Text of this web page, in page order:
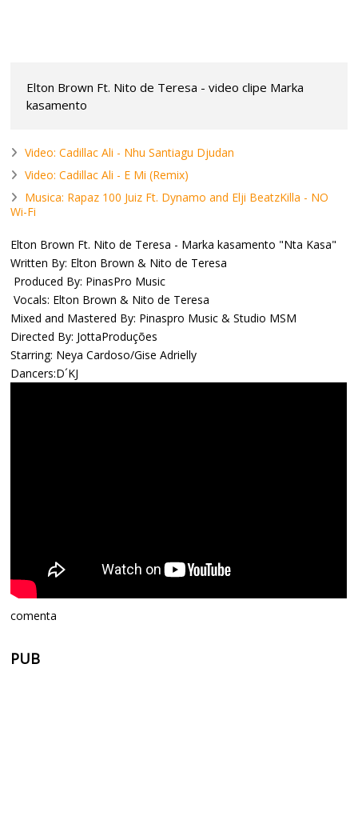
Elton Brown Ft. Nito de Teresa - video clipe Marka
kasamento
Video: Cadillac Ali - Nhu Santiagu Djudan
Video: Cadillac Ali - E Mi (Remix)
Musica: Rapaz 100 Juiz Ft. Dynamo and Elji BeatzKilla - NO
Wi-Fi
Elton Brown Ft. Nito de Teresa - Marka kasamento "Nta Kasa"
Written By: Elton Brown & Nito de Teresa
Produced By: PinasPro Music
Vocals: Elton Brown & Nito de Teresa
Mixed and Mastered By: Pinaspro Music & Studio MSM
Directed By: JottaProduções
Starring: Neya Cardoso/Gise Adrielly
Dancers:D´KJ
comenta
PUB